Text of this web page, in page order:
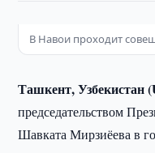
В Навои проходит
Ташкент, Узбекистан
председательством
Шавката Мирзиёева в